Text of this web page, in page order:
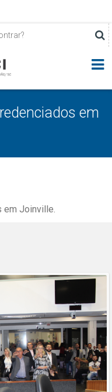
em
Joinville.